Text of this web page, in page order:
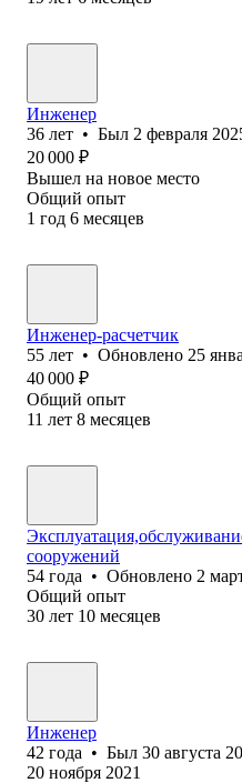
Инженер
36 лет • Был 2 февраля
20 000 ₽
Вышел на новое место
Общий опыт
1 год 6 месяцев
Инженер-расчетчик
55 лет • Обновлено 25
40 000 ₽
Общий опыт
11 лет 8 месяцев
сооружений
54 года • Обновлено 2
Общий опыт
30 лет 10 месяцев
Инженер
42 года • Был 30 августа
20 ноября 2021